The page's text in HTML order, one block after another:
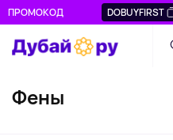
ПРОМОКОД DOBUYFIRST
Фены